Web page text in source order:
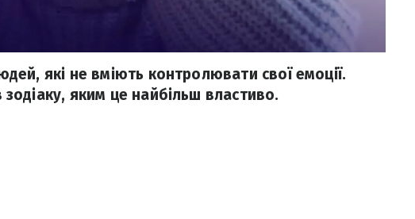
які не вміють контролювати свої емоції.
яким це найбільш властиво.